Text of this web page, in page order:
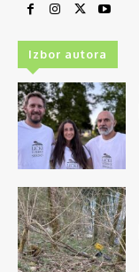
Izbor autora